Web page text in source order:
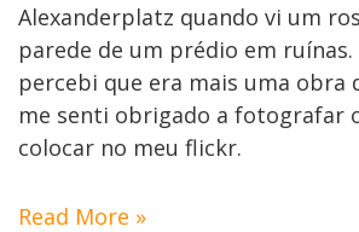
Alexanderplatz quando vi um
parede de um prédio em ruínas.
percebi que era mais uma obra
me senti obrigado a fotografar
colocar no meu flickr.
Read More »